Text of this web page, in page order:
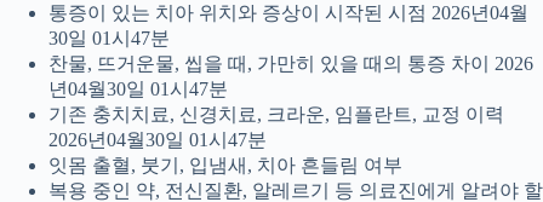
통증이 있는 치아 위치와 증상이 시작된 시점 2026년04월
30일 01시47분
찬물, 뜨거운물, 씹을 때, 가만히 있을 때의 통증 차이 2026
년04월30일 01시47분
기존 충치치료, 신경치료, 크라운, 임플란트, 교정 이력
2026년04월30일 01시47분
잇몸 출혈, 붓기, 입냄새, 치아 흔들림 여부
복용 중인 약, 전신질환, 알레르기 등 의료진에게 알려야 할